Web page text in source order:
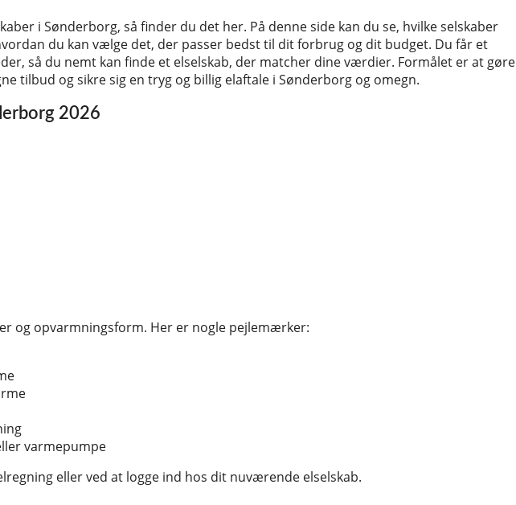
i Sønderborg, så finder du det her. På denne side kan du se, hvilke selskaber
du kan vælge det, der passer bedst til dit forbrug og dit budget. Du får et
så du nemt kan finde et elselskab, der matcher dine værdier. Formålet er at gøre
tilbud og sikre sig en tryg og billig elaftale i Sønderborg og omegn.
2026
og opvarmningsform. Her er nogle pejlemærker:
varmepumpe
eller ved at logge ind hos dit nuværende elselskab.